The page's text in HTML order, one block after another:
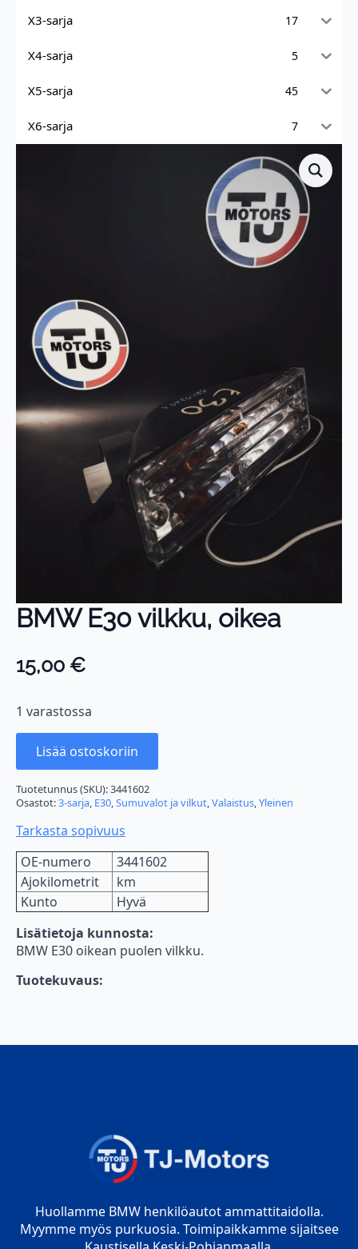
X3-sarja 17
X4-sarja 5
X5-sarja 45
X6-sarja 7
BMW E30 vilkku, oikea
15,00 €
1 varastossa
Lisää ostoskoriin
Tuotetunnus (SKU):3441602
Osastot:3-sarja, E30,Sumuvalot ja vilkut,Valaistus,Yleinen
Tarkasta sopivuus
OE-numero
3441602
Ajokilometrit
km
Kunto
Hyvä
Lisätietoja kunnosta:
BMW E30 oikean puolen vilkku.
Tuotekuvaus:
Huollamme BMW henkilöautot ammattitaidolla.
Myymme myös purkuosia. Toimipaikkamme sijaitsee